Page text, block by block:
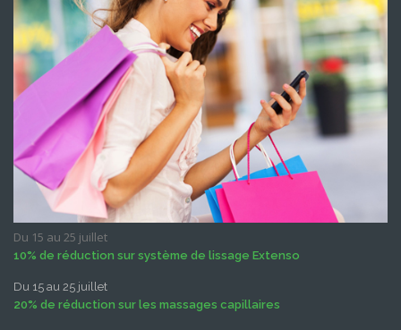
Du 15 au 25 juillet
10% de réduction sur système de lissage Extenso
Du 15 au 25 juillet
20% de réduction sur les massages capillaires